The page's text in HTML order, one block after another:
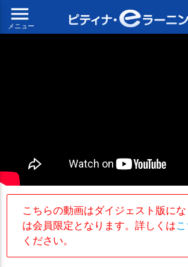
menu
メニュー
こちらの動画はダイジェスト版に
は会員限定となります。詳しくは
ください。